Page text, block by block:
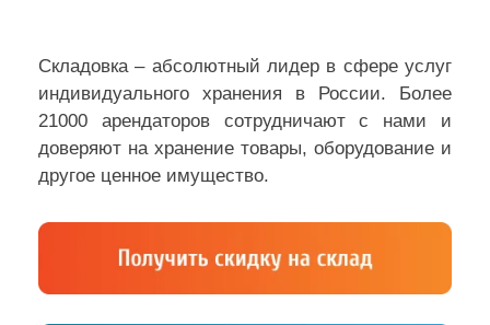
Складовка – абсолютный лидер в сфере услуг
индивидуального хранения в России. Более
21000 арендаторов сотрудничают с нами и
доверяют на хранение товары, оборудование и
другое ценное имущество.